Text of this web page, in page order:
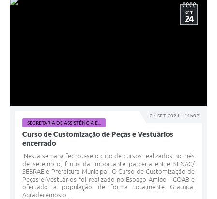
24 SET 2021 - 14h07
SET
24
SECRETARIA DE ASSISTÊNCIA E...
Curso de Customização de Peças e Vestuários
encerrado
Nesta semana fechou-se o ciclo de cursos realizados no mês
de setembro, fruto da importante parceria entre SENAC/
SEBRAE e Prefeitura Municipal. O Curso de Customização de
Peças e Vestuários foi realizado no Espaço Amigo - COAB e
ofertado a população de forma totalmente Gratuita.
Agradecemos o...